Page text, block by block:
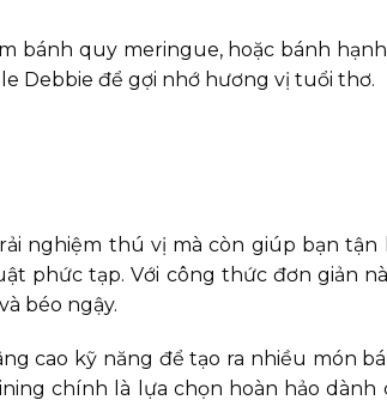
quy meringue, hoặc bánh
Debbie để gợi nhớ hương vị tuổi thơ.
nghiệm thú vị mà còn giúp bạn
phức tạp. Với công thức đơn giản
béo ngậy.
cao kỹ năng để tạo ra nhiều món
chính là lựa chọn hoàn hảo dành